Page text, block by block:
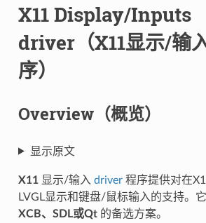
X11 Display/Inputs
driver（X11显示/输
序）
Overview（概览）
显示原文
X11显示/输入 driver程序提供对在
LVGL显示和键盘/鼠标输入的支持。
XCB、SDL或Qt的备选方案。